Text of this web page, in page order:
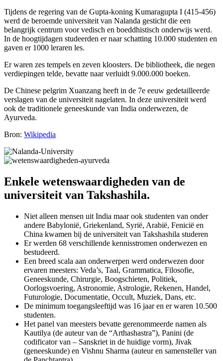
Tijdens de regering van de Gupta-koning Kumaragupta I (415-456)
werd de beroemde universiteit van Nalanda gesticht die een
belangrijk centrum voor vedisch en boeddhistisch onderwijs werd.
In de hoogtijdagen studeerden er naar schatting 10.000 studenten en
gaven er 1000 leraren les.
Er waren zes tempels en zeven kloosters. De bibliotheek, die negen
verdiepingen telde, bevatte naar verluidt 9.000.000 boeken.
De Chinese pelgrim Xuanzang heeft in de 7e eeuw gedetailleerde
verslagen van de universiteit nagelaten. In deze universiteit werd
ook de traditionele geneeskunde van India onderwezen, de
Ayurveda.
Bron: Wikipedia
Enkele wetenswaardigheden van de
universiteit van Takshashila.
Niet alleen mensen uit India maar ook studenten van onder
andere Babylonië, Griekenland, Syrië, Arabië, Fenicië en
China kwamen bij de universiteit van Takshashila studeren
Er werden 68 verschillende kennisstromen onderwezen en
bestudeerd.
Een breed scala aan onderwerpen werd onderwezen door
ervaren meesters: Veda’s, Taal, Grammatica, Filosofie,
Geneeskunde, Chirurgie, Boogschieten, Politiek,
Oorlogsvoering, Astronomie, Astrologie, Rekenen, Handel,
Futurologie, Documentatie, Occult, Muziek, Dans, etc.
De minimum toegangsleeftijd was 16 jaar en er waren 10.500
studenten.
Het panel van meesters bevatte gerenommeerde namen als
Kautilya (de auteur van de “Arthashastra”), Panini (de
codificator van – Sanskriet in de huidige vorm), Jivak
(geneeskunde) en Vishnu Sharma (auteur en samensteller van